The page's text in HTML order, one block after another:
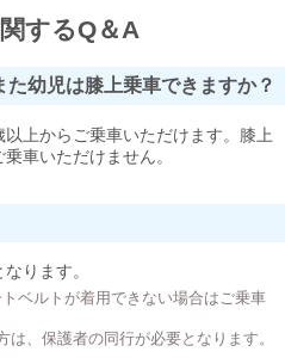
するQ＆A
幼児は膝上乗車できますか？
上からご乗車いただけます。膝上
車いただけません。
ります。
ベルトが着用できない場合はご乗車
、保護者の同行が必要となります。